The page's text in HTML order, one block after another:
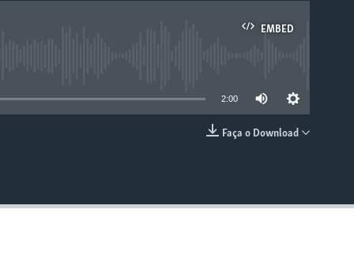
EMBED
2:00
Faça o Download